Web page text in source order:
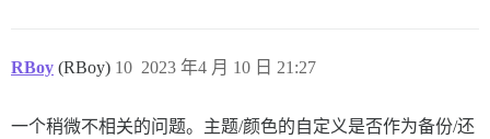
RBoy (RBoy) 2023 年4 月 10 日 21:27
10
一个稍微不相关的问题。主题/颜色的自定义是否作为备份/还